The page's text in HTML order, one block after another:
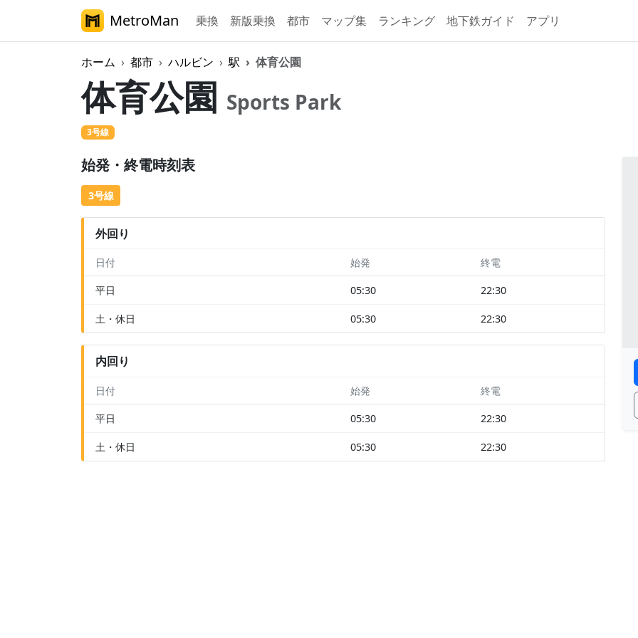
MetroMan 乗換 新版乗換 都市 マップ集 ランキング 地下鉄ガイド アプリ
ホーム 都市 ハルビン 駅 体育公園
体育公園 Sports Park
3号線
始発・終電時刻表
3号線
外回り
日付 始発 終電
平日 05:30 22:30
土・休日 05:30 22:30
内回り
日付 始発 終電
平日 05:30 22:30
土・休日 05:30 22:30